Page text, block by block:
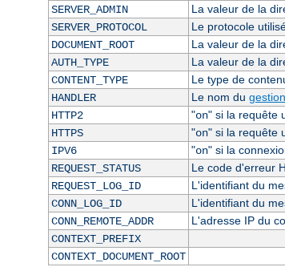
SERVER_ADMIN
La valeur de la
SERVER_PROTOCOL
Le protocole
DOCUMENT_ROOT
La valeur de la
AUTH_TYPE
La valeur de la
CONTENT_TYPE
Le type de
HANDLER
Le nom du
HTTP2
"on" si la requête
HTTPS
"on" si la requête
IPV6
"on" si la
REQUEST_STATUS
Le code d'erreur
REQUEST_LOG_ID
L'identifiant du
CONN_LOG_ID
L'identifiant du
CONN_REMOTE_ADDR
L'adresse IP du
CONTEXT_PREFIX
CONTEXT_DOCUMENT_ROOT